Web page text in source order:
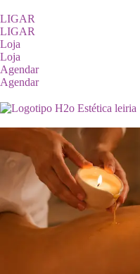
LIGAR
LIGAR
Loja
Loja
Agendar
Agendar